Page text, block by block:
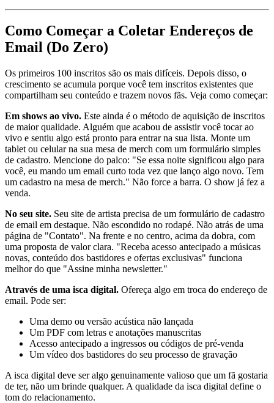
Como Começar a Coletar Endereços de
Email (Do Zero)
Os primeiros 100 inscritos são os mais difíceis. Depois disso, o
crescimento se acumula porque você tem inscritos existentes que
compartilham seu conteúdo e trazem novos fãs. Veja como começar:
Em shows ao vivo. Este ainda é o método de aquisição de inscritos
de maior qualidade. Alguém que acabou de assistir você tocar ao
vivo e sentiu algo está pronto para entrar na sua lista. Monte um
tablet ou celular na sua mesa de merch com um formulário simples
de cadastro. Mencione do palco: "Se essa noite significou algo para
você, eu mando um email curto toda vez que lanço algo novo. Tem
um cadastro na mesa de merch." Não force a barra. O show já fez a
venda.
No seu site. Seu site de artista precisa de um formulário de cadastro
de email em destaque. Não escondido no rodapé. Não atrás de uma
página de "Contato". Na frente e no centro, acima da dobra, com
uma proposta de valor clara. "Receba acesso antecipado a músicas
novas, conteúdo dos bastidores e ofertas exclusivas" funciona
melhor do que "Assine minha newsletter."
Através de uma isca digital. Ofereça algo em troca do endereço de
email. Pode ser:
Uma demo ou versão acústica não lançada
Um PDF com letras e anotações manuscritas
Acesso antecipado a ingressos ou códigos de pré-venda
Um vídeo dos bastidores do seu processo de gravação
A isca digital deve ser algo genuinamente valioso que um fã gostaria
de ter, não um brinde qualquer. A qualidade da isca digital define o
tom do relacionamento.